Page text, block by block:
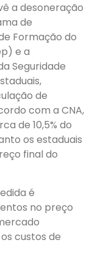
a desoneração
de
Formação do
e a
Seguridade
de
com a CNA,
de 10,5% do
os estaduais
final do
é
no preço
custos de